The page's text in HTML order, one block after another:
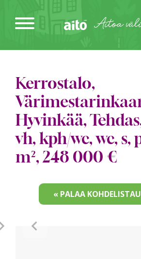
sisältöön
Aitoa
Kerrostalo,
Hyvinkää,
vh, kph/wc, wc, s,
m², 248 000 €
« PALAA